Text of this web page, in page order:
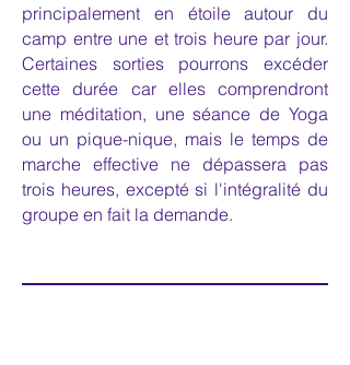
principalement en étoile autour du
camp entre une et trois heure par jour.
Certaines sorties pourrons excéder
cette durée car elles comprendront
une méditation, une séance de Yoga
ou un pique-nique, mais le temps de
marche effective ne dépassera pas
trois heures, exceptési l'intégralité du
groupe en fait la demande.